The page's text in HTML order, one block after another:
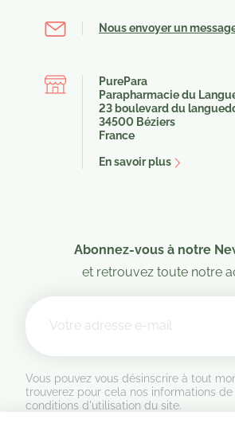
Nous envoyer un
PurePara
Parapharmacie du
23 boulevard du
34500 Béziers
France
En savoir plus
Abonnez-vous à notre
et retrouvez toute notre
Vous pouvez vous désinscrire à tout
trouverez pour cela nos informations
conditions d'utilisation du site.